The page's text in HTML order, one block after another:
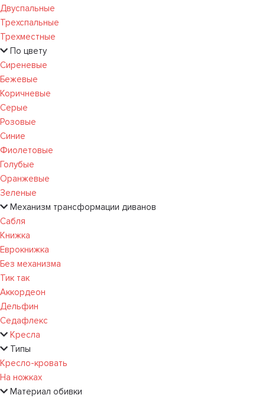
Двуспальные
Трехспальные
Трехместные
По цвету
Сиреневые
Бежевые
Коричневые
Серые
Розовые
Синие
Фиолетовые
Голубые
Оранжевые
Зеленые
Механизм трансформации диванов
Сабля
Книжка
Еврокнижка
Без механизма
Тик так
Аккордеон
Дельфин
Седафлекс
Кресла
Типы
Кресло-кровать
На ножках
Материал обивки